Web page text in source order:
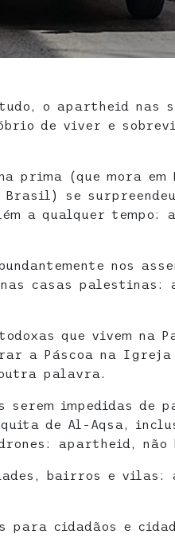
o apartheid nas
de viver e
prima (que mora
Brasil) se
a qualquer tempo:
nos
casas palestinas:
que vivem na
a Páscoa na Igreja
palavra.
serem impedidas de
de Al-Aqsa,
apartheid,
bairros e vilas:
para cidadãos e